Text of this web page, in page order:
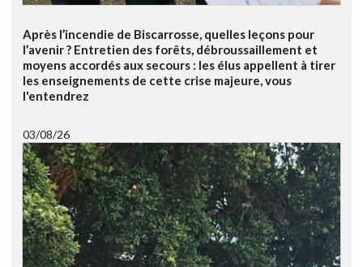
Après l’incendie de Biscarrosse, quelles leçons pour
l’avenir ? Entretien des forêts, débroussaillement et
moyens accordés aux secours : les élus appellent à tirer
les enseignements de cette crise majeure, vous
l'entendrez
03/08/26